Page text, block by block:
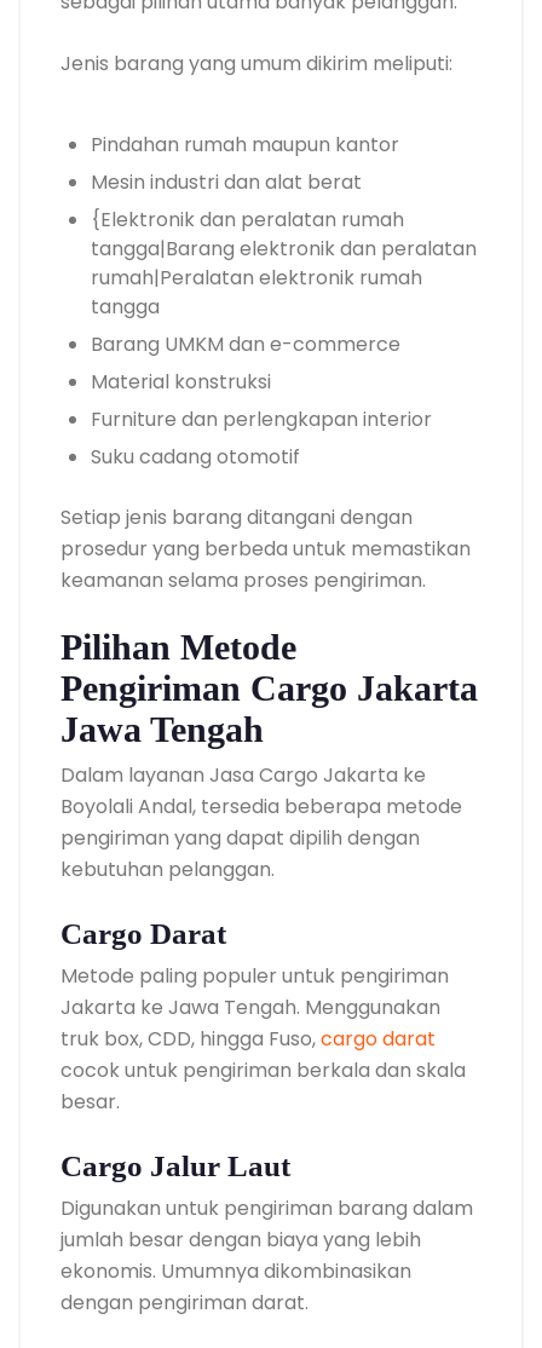
Jenis barang yang umum dikirim meliputi:
Pindahan rumah maupun kantor
Mesin industri dan alat berat
{Elektronik dan peralatan rumah
tangga|Barang elektronik dan peralatan
rumah|Peralatan elektronik rumah
tangga
Barang UMKM dan e-commerce
Material konstruksi
Furniture dan perlengkapan interior
Suku cadang otomotif
Setiap jenis barang ditangani dengan
prosedur yang berbeda untuk memastikan
keamanan selama proses pengiriman.
Pilihan Metode
Pengiriman Cargo Jakarta
Jawa Tengah
Dalam layanan Jasa Cargo Jakarta ke
Boyolali Andal, tersedia beberapa metode
pengiriman yang dapat dipilih dengan
kebutuhan pelanggan.
Cargo Darat
Metode paling populer untuk pengiriman
Jakarta ke Jawa Tengah. Menggunakan
truk box, CDD, hingga Fuso,cargo darat
cocok untuk pengiriman berkala dan skala
besar.
Cargo Jalur Laut
Digunakan untuk pengiriman barang dalam
jumlah besar dengan biaya yang lebih
ekonomis. Umumnya dikombinasikan
dengan pengiriman darat.